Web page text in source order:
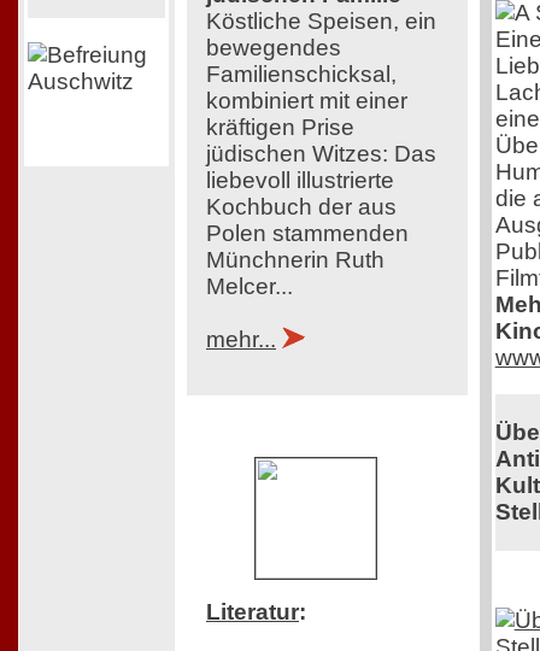
Köstliche Speisen, ein
bewegendes
Familienschicksal,
kombiniert mit einer
kräftigen Prise
jüdischen Witzes: Das
liebevoll illustrierte
Kochbuch der aus
Polen stammenden
Münchnerin Ruth
Melcer...
mehr...
Literatur:
die